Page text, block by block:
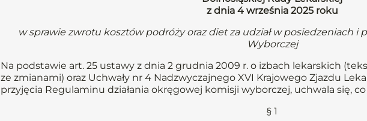
z dnia 4 września 2025 roku
w sprawie zwrotu kosztów podróży oraz diet za udział w posiedzeniach i
Wyborczej
Na podstawie art. 25 ustawy z dnia 2 grudnia 2009 r. o izbach lekarskich
ze zmianami) oraz Uchwały nr 4 Nadzwyczajnego XVI Krajowego Zjazdu
przyjęcia Regulaminu działania okręgowej komisji wyborczej, uchwala się,
§ 1